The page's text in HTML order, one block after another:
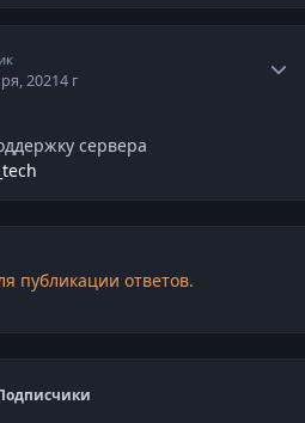
20214 г
сервера
публикации ответов.